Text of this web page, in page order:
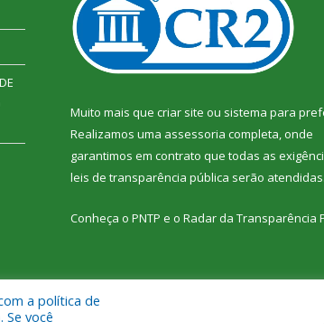
Muito mais que criar site ou sistema para
Realizamos uma assessoria completa, onde
garantimos em contrato que todas as
leis de transparência pública serão atendidas.
Conheça o PNTP e o Radar da Transparência
Mapa do Site Acessar
a política de
Se você